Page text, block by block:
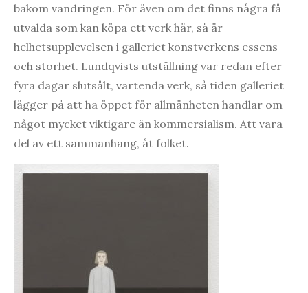
bakom vandringen. För även om det finns några få
utvalda som kan köpa ett verk här, så är
helhetsupplevelsen i galleriet konstverkens essens
och storhet. Lundqvists utställning var redan efter
fyra dagar slutsålt, vartenda verk, så tiden galleriet
lägger på att ha öppet för allmänheten handlar om
något mycket viktigare än kommersialism. Att vara
del av ett sammanhang, åt folket.